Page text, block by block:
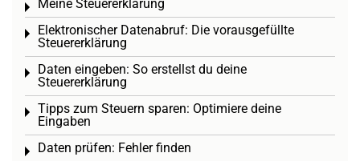
Meine Steuererklärung
Toggle menu
Elektronischer Datenabruf: Die vorausgefüllte
Steuererklärung
Toggle menu
Daten eingeben: So erstellst du deine
Steuererklärung
Toggle menu
Tipps zum Steuern sparen: Optimiere deine
Eingaben
Toggle menu
Daten prüfen: Fehler finden
Toggle menu